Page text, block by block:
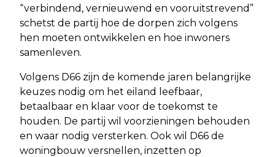
“verbindend, vernieuwend en vooruitstrevend”
schetst de partij hoe de dorpen zich volgens
hen moeten ontwikkelen en hoe inwoners
samenleven.
Volgens D66 zijn de komende jaren belangrijke
keuzes nodig om het eiland leefbaar,
betaalbaar en klaar voor de toekomst te
houden. De partij wil voorzieningen behouden
en waar nodig versterken. Ook wil D66 de
woningbouw versnellen, inzetten op